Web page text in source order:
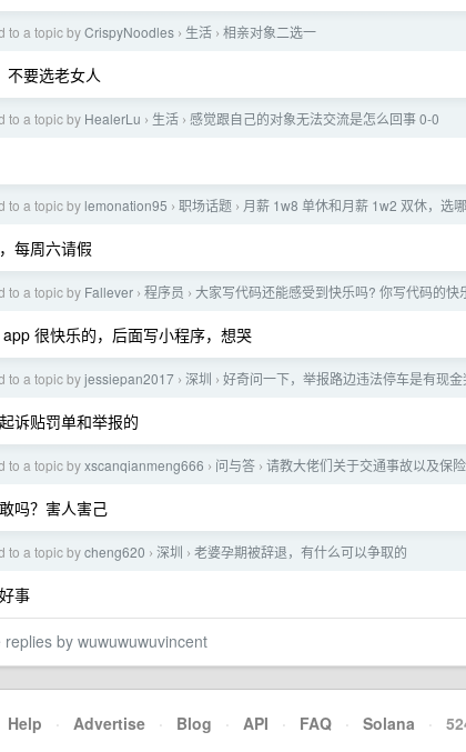
to a topic byCrispyNoodles › 生活 › 相亲对象二选一
不要选老女人
to a topic by HealerLu › 生活 › 感觉跟自己的对象无法交流是怎么回事 0-0
to a topic by lemonation95 › 职场话题 › 月薪 1w8 单休和月薪 1w2 双休，选哪
每周六请假
to a topic by Fallever › 程序员 › 大家写代码还能感受到快乐吗? 你写代码的快
很快乐的，后面写小程序，想哭
to a topic byjessiepan2017 › 深圳 › 好奇问一下，举报路边违法停车是有现金
诉贴罚单和举报的
to a topic byxscanqianmeng666 › 问与答 › 请教大佬们关于交通事故以及保险
吗？害人害己
to a topic bycheng620 › 深圳 › 老婆孕期被辞退，有什么可以争取的
事
replies by wuwuwuwuvincent
Help · Advertise · Blog · API · FAQ · Solana ·